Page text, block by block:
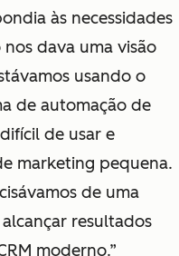
às necessidades
dava uma visão
usando o
de automação de
de usar e
marketing pequena.
de uma
resultados
moderno.”